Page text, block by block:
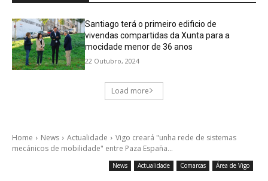
Santiago terá o primeiro edificio de
vivendas compartidas da Xunta para a
mocidade menor de 36 anos
22 Outubro, 2024
Load more